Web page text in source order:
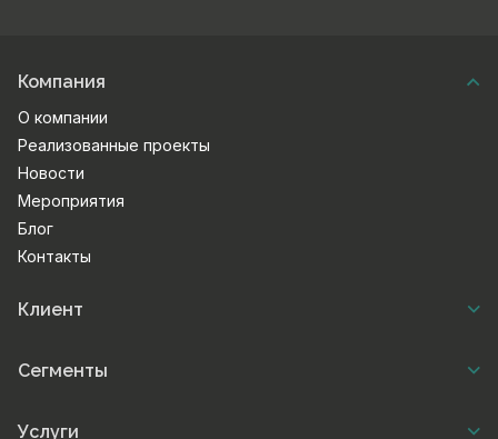
Компания
О компании
Реализованные проекты
Новости
Мероприятия
Блог
Контакты
Клиент
Сегменты
Услуги